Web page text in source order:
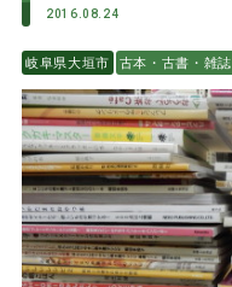
2016.08.24
岐阜県大垣市 古本・古書・雑誌